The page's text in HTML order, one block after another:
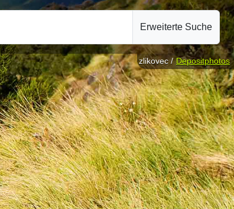
Erweiterte Suche
zlikovec / Depositphotos